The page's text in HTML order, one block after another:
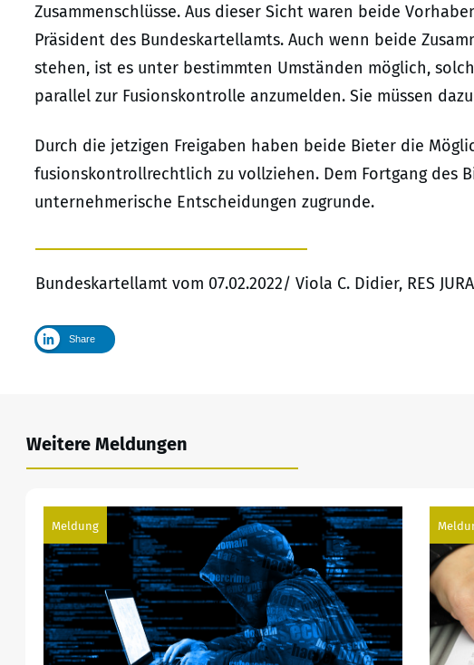
Zusammenschlüsse. Aus dieser Sicht waren beide
Präsident des Bundeskartellamts. Auch wenn beide
stehen, ist es unter bestimmten Umständen möglich,
parallel zur Fusionskontrolle anzumelden. Sie müssen
Durch die jetzigen Freigaben haben beide Bieter die
fusionskontrollrechtlich zu vollziehen. Dem Fortgang des
unternehmerische Entscheidungen zugrunde.
Bundeskartellamt vom 07.02.2022/ Viola C. Didier, RES
Share
Weitere Meldungen
Meldung